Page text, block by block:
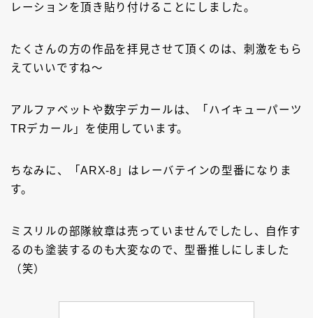
レーションを頂き貼り付けることにしました。
たくさんの方の作品を拝見させて頂くのは、刺激をもら
えていいですね～
アルファベットや数字デカールは、「ハイキューパーツ
TRデカール」を使用しています。
ちなみに、「ARX-8」はレーバテインの型番になりま
す。
ミスリルの部隊紋章は売っていませんでしたし、自作す
るのも塗装するのも大変なので、型番推しにしました
（笑）